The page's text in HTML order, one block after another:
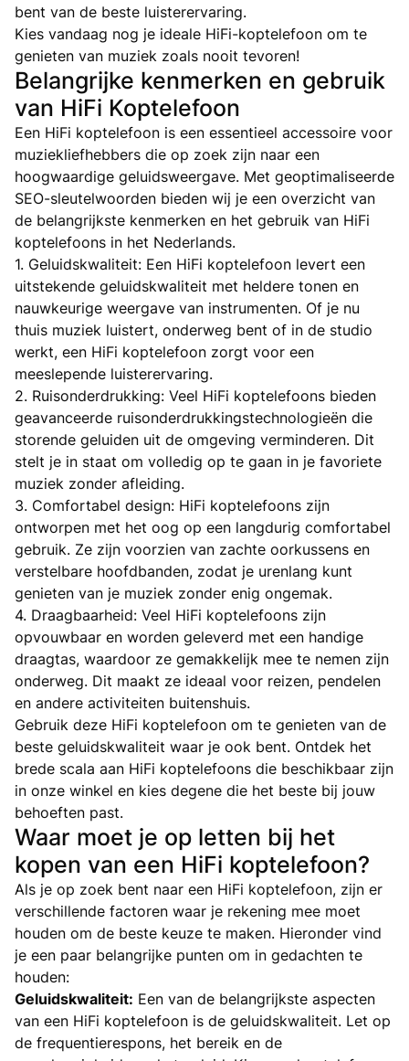
bent van de beste luisterervaring.
Kies vandaag nog je ideale HiFi-koptelefoon om te
genieten van muziek zoals nooit tevoren!
Belangrijke kenmerken en gebruik
van HiFi Koptelefoon
Een HiFi koptelefoon is een essentieel accessoire voor
muziekliefhebbers die op zoek zijn naar een
hoogwaardige geluidsweergave. Met geoptimaliseerde
SEO-sleutelwoorden bieden wij je een overzicht van
de belangrijkste kenmerken en het gebruik van HiFi
koptelefoons in het Nederlands.
1. Geluidskwaliteit: Een HiFi koptelefoon levert een
uitstekende geluidskwaliteit met heldere tonen en
nauwkeurige weergave van instrumenten. Of je nu
thuis muziek luistert, onderweg bent of in de studio
werkt, een HiFi koptelefoon zorgt voor een
meeslepende luisterervaring.
2. Ruisonderdrukking: Veel HiFi koptelefoons bieden
geavanceerde ruisonderdrukkingstechnologieën die
storende geluiden uit de omgeving verminderen. Dit
stelt je in staat om volledig op te gaan in je favoriete
muziek zonder afleiding.
3. Comfortabel design: HiFi koptelefoons zijn
ontworpen met het oog op een langdurig comfortabel
gebruik. Ze zijn voorzien van zachte oorkussens en
verstelbare hoofdbanden, zodat je urenlang kunt
genieten van je muziek zonder enig ongemak.
4. Draagbaarheid: Veel HiFi koptelefoons zijn
opvouwbaar en worden geleverd met een handige
draagtas, waardoor ze gemakkelijk mee te nemen zijn
onderweg. Dit maakt ze ideaal voor reizen, pendelen
en andere activiteiten buitenshuis.
Gebruik deze HiFi koptelefoon om te genieten van de
beste geluidskwaliteit waar je ook bent. Ontdek het
brede scala aan HiFi koptelefoons die beschikbaar zijn
in onze winkel en kies degene die het beste bij jouw
behoeften past.
Waar moet je op letten bij het
kopen van een HiFi koptelefoon?
Als je op zoek bent naar een HiFi koptelefoon, zijn er
verschillende factoren waar je rekening mee moet
houden om de beste keuze te maken. Hieronder vind
je een paar belangrijke punten om in gedachten te
houden:
Geluidskwaliteit: Een van de belangrijkste aspecten
van een HiFi koptelefoon is de geluidskwaliteit. Let op
de frequentierespons, het bereik en de